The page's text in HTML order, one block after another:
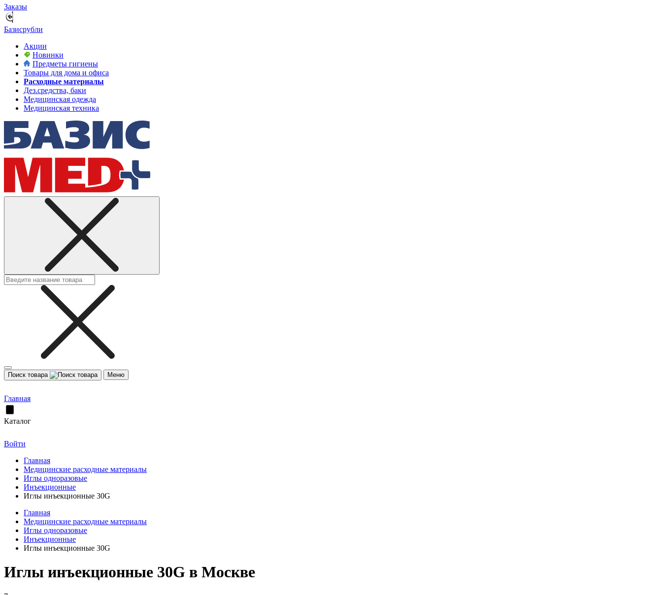
Заказы
Базисрубли
Акции
Новинки
Предметы гигиены
Товары для дома и офиса
Расходные материалы
Дез.средства, баки
Медицинская одежда
Медицинская техника
Поиск товара Меню
Главная
Каталог
Войти
Главная
Медицинские расходные материалы
Иглы одноразовые
Инъекционные
Иглы инъекционные 30G
Главная
Медицинские расходные материалы
Иглы одноразовые
Инъекционные
Иглы инъекционные 30G
Иглы инъекционные 30G в Москве